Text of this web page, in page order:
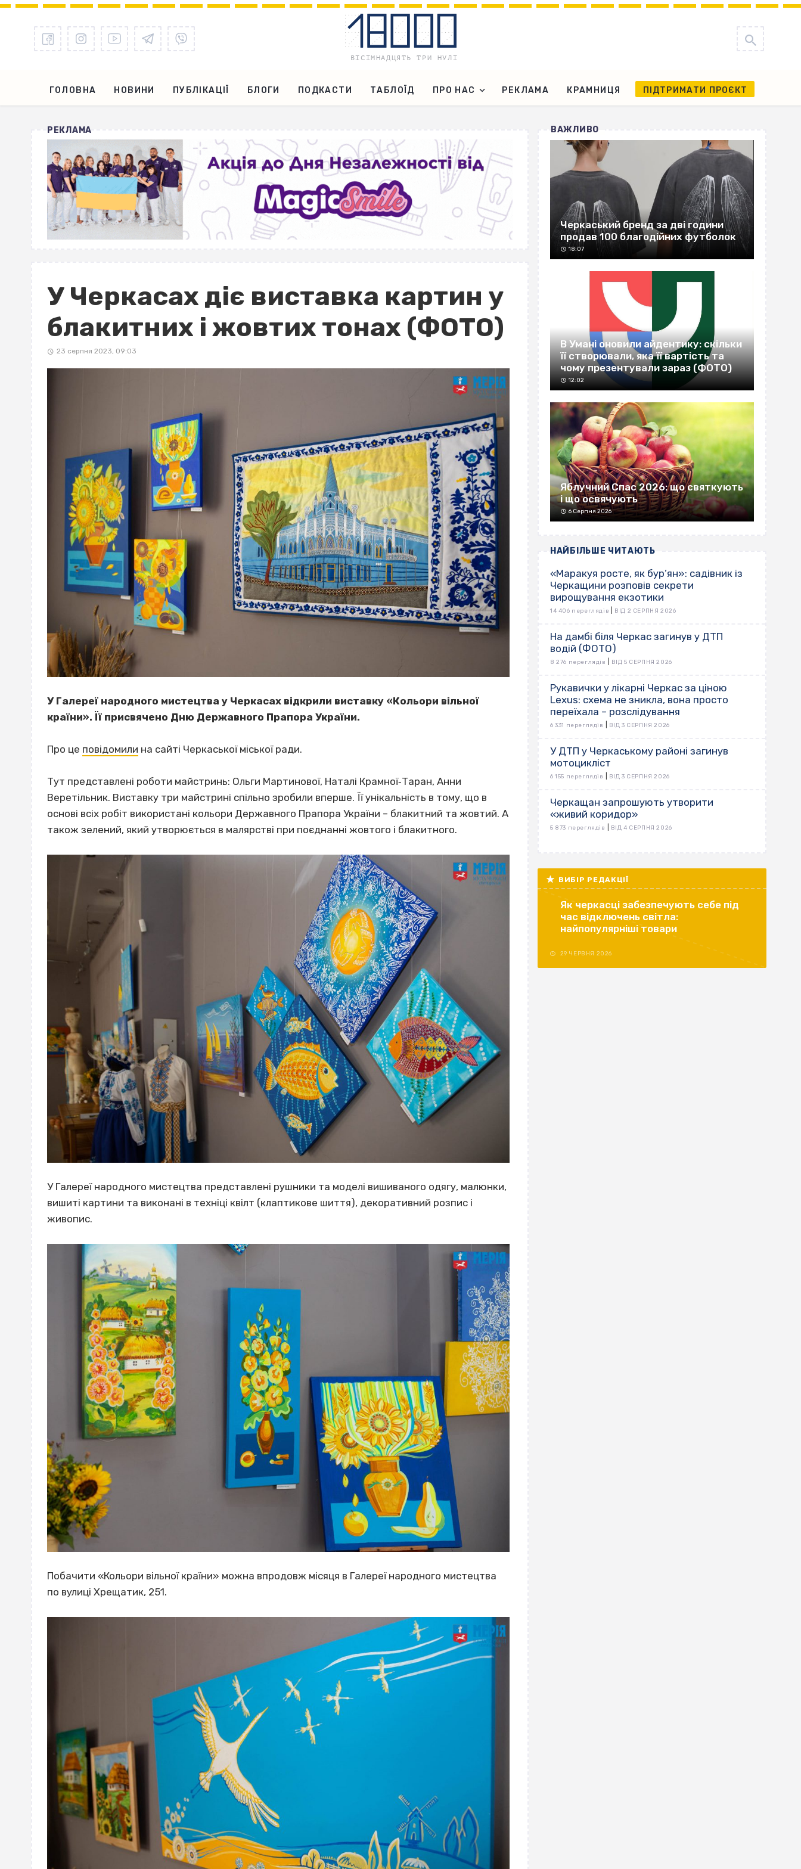
ГОЛОВНА НОВИНИ ПУБЛІКАЦІЇ БЛОГИ ПОДКАСТИ ТАБЛОЇД ПРО НАС РЕКЛАМА КРАМНИЦЯ ПІДТРИМАТИ ПРОЄКТ
РЕКЛАМА
У Черкасах діє виставка картин у
блакитних і жовтих тонах (ФОТО)
23 серпня 2023, 09:03
У Галереї народного мистецтва у Черкасах відкрили виставку «Кольори вільної
країни». Її присвячено Дню Державного Прапора України.
Про це повідомили на сайті Черкаської міської ради.
Тут представлені роботи майстринь: Ольги Мартинової, Наталі Крамної‐Таран, Анни
Веретільник. Виставку три майстрині спільно зробили вперше. Її унікальність в тому, що в
основі всіх робіт використані кольори Державного Прапора України – блакитний та жовтий. А
також зелений, який утворюється в малярстві при поєднанні жовтого і блакитного.
У Галереї народного мистецтва представлені рушники та моделі вишиваного одягу, малюнки,
вишиті картини та виконані в техніці квілт (клаптикове шиття), декоративний розпис і
живопис.
Побачити «Кольори вільної країни» можна впродовж місяця в Галереї народного мистецтва
по вулиці Хрещатик, 251.
ВАЖЛИВО
Черкаський бренд за дві години
продав 100 благодійних футболок
18:07
В Умані оновили айдентику: скільки
її створювали, яка її вартість та
чому презентували зараз (ФОТО)
12:02
Яблучний Спас 2026: що святкують
і що освячують
6 Серпня 2026
НАЙБІЛЬШЕ ЧИТАЮТЬ
«Маракуя росте, як бур’ян»: садівник із
Черкащини розповів секрети
вирощування екзотики
14 406 переглядів ВІД 2 СЕРПНЯ 2026
На дамбі біля Черкас загинув у ДТП
водій (ФОТО)
8 276 переглядів ВІД 5 СЕРПНЯ 2026
Рукавички у лікарні Черкас за ціною
Lexus: схема не зникла, вона просто
переїхала – розслідування
6 331 переглядів ВІД 3 СЕРПНЯ 2026
У ДТП у Черкаському районі загинув
мотоцикліст
6 155 переглядів ВІД 3 СЕРПНЯ 2026
Черкащан запрошують утворити
«живий коридор»
5 873 переглядів ВІД 4 СЕРПНЯ 2026
ВИБІР РЕДАКЦІЇ
Як черкасці забезпечують себе під
час відключень світла:
найпопулярніші товари
29 ЧЕРВНЯ 2026